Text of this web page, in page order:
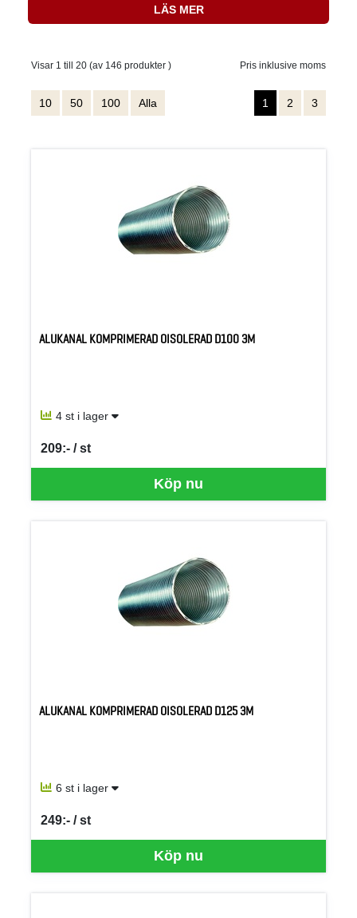
LÄS MER
Visar 1 till 20 (av 146 produkter ) Pris inklusive moms
10 50 100 Alla 1 2 3
ALUKANAL KOMPRIMERAD OISOLERAD D100 3M
4 st i lager
Köp nu
209:- / st
SEK per ST
ALUKANAL KOMPRIMERAD OISOLERAD D125 3M
6 st i lager
Köp nu
249:- / st
SEK per ST